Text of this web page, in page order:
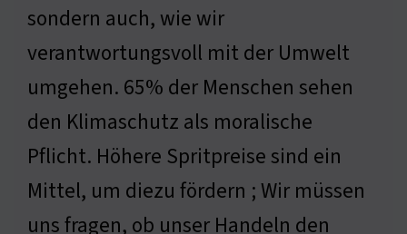
sondern auch, wie wir
verantwortungsvoll mit der Umwelt
umgehen. 65% der Menschen sehen
den Klimaschutz als moralische
Pflicht. Höhere Spritpreise sind ein
Mittel, um diezu fördern ; Wir müssen
uns fragen, ob unser Handeln den